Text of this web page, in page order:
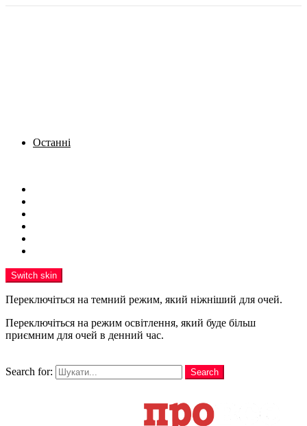
Останні
Switch skin
Переключіться на темний режим, який ніжніший для очей.
Переключіться на режим освітлення, який буде більш
приємним для очей в денний час.
Search for:
Search